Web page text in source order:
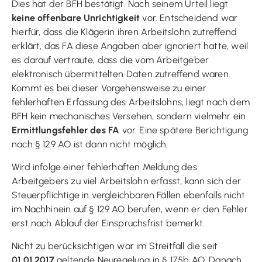
Dies hat der BFH bestätigt. Nach seinem Urteil liegt
keine offenbare Unrichtigkeit vor. Entscheidend war
hierfür, dass die Klägerin ihren Arbeitslohn zutreffend
erklärt, das FA diese Angaben aber ignoriert hatte, weil
es darauf vertraute, dass die vom Arbeitgeber
elektronisch übermittelten Daten zutreffend waren.
Kommt es bei dieser Vorgehensweise zu einer
fehlerhaften Erfassung des Arbeitslohns, liegt nach dem
BFH kein mechanisches Versehen, sondern vielmehr ein
Ermittlungsfehler des FA vor. Eine spätere Berichtigung
nach § 129 AO ist dann nicht möglich.
Wird infolge einer fehlerhaften Meldung des
Arbeitgebers zu viel Arbeitslohn erfasst, kann sich der
Steuerpflichtige in vergleichbaren Fällen ebenfalls nicht
im Nachhinein auf § 129 AO berufen, wenn er den Fehler
erst nach Ablauf der Einspruchsfrist bemerkt.
Nicht zu berücksichtigen war im Streitfall die seit
01.01.2017geltende Neuregelung in § 175b AO. Danach